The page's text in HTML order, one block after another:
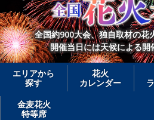
全国約900大会、独自取材の花
開催当日には天候による開
エリアから
探す
花火
カレンダー
金麦花火
特等席